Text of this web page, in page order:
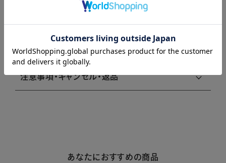
商品詳細
注意事項・キャンセル・返品
あなたにおすすめの商品